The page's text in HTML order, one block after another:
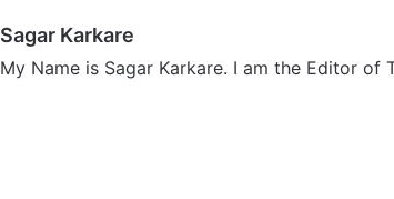
Sagar Karkare
My Name is Sagar Karkare. I am the Editor of